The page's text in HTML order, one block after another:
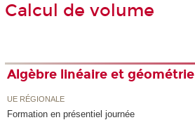
Calcul de volume
Algèbre linéaire et géométrie
UE RÉGIONALE
Formation en présentiel journée